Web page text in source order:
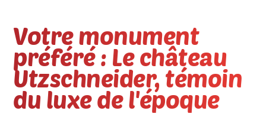
Votre monument
préféré : Le château
Utzschneider, témoin
du luxe de l'époque